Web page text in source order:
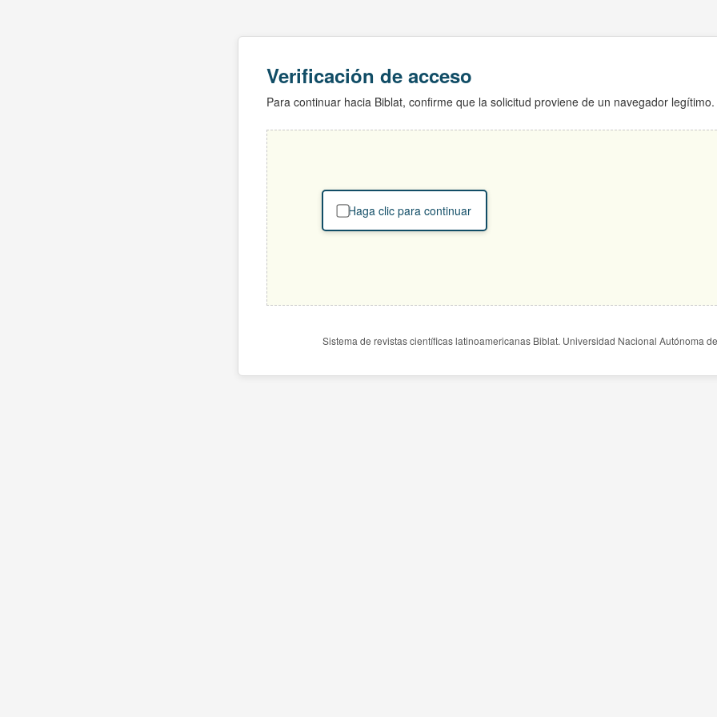
Verificación de acceso
Para continuar hacia Biblat, confirme que la solicitud proviene de un navegador legítimo.
Haga clic para continuar
Sistema de revistas científicas latinoamericanas Biblat. Universidad Nacional Autónoma